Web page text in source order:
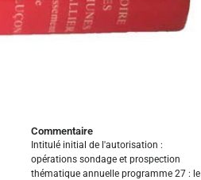
Commentaire
Intitulé initial de l'autorisation :
opérations sondage et prospection
thématique annuelle programme 27 : le